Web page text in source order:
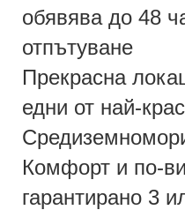
обявява до 48
отпътуване
Прекрасна
едни от най-
Комфорт и по-
гарантирано 3